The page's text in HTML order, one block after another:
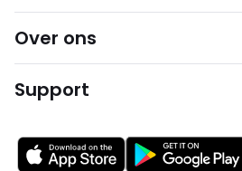
Over ons
Support